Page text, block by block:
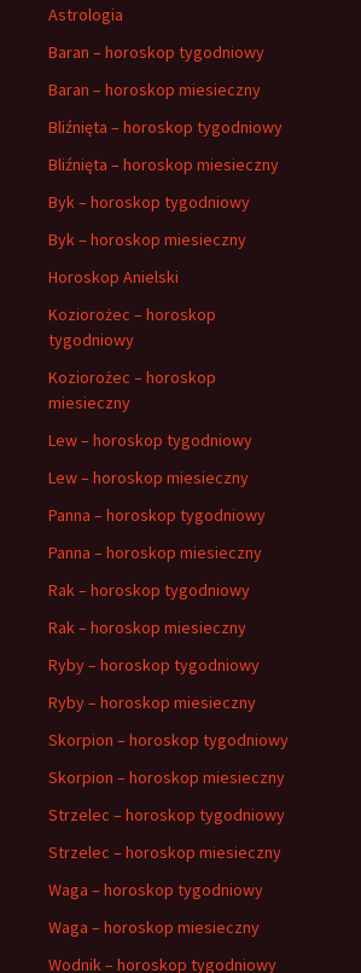
Astrologia
Baran – horoskop tygodniowy
Baran – horoskop miesieczny
Bliźnięta – horoskop tygodniowy
Bliźnięta – horoskop miesieczny
Byk – horoskop tygodniowy
Byk – horoskop miesieczny
Horoskop Anielski
Koziorożec – horoskop
tygodniowy
Koziorożec – horoskop
miesieczny
Lew – horoskop tygodniowy
Lew – horoskop miesieczny
Panna – horoskop tygodniowy
Panna – horoskop miesieczny
Rak – horoskop tygodniowy
Rak – horoskop miesieczny
Ryby – horoskop tygodniowy
Ryby – horoskop miesieczny
Skorpion – horoskop tygodniowy
Skorpion – horoskop miesieczny
Strzelec – horoskop tygodniowy
Strzelec – horoskop miesieczny
Waga – horoskop tygodniowy
Waga – horoskop miesieczny
Wodnik – horoskop tygodniowy